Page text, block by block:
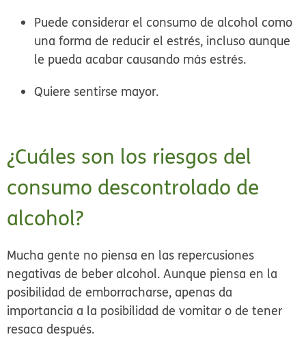
Puede considerar el consumo de alcohol como
una forma de reducir el estrés, incluso aunque
le pueda acabar causando más estrés.
Quiere sentirse mayor.
¿Cuáles son los riesgos del
consumo descontrolado de
alcohol?
Mucha gente no piensa en las repercusiones
negativas de beber alcohol. Aunque piensa en la
posibilidad de emborracharse, apenas da
importancia a la posibilidad de vomitar o de tener
resaca después.